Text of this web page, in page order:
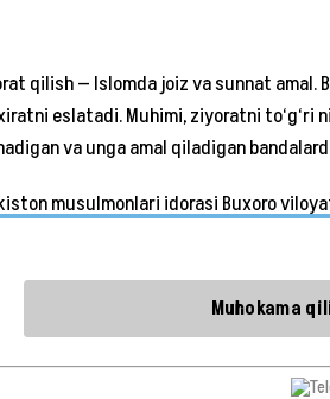
qilish — Islomda joiz va sunnat amal.
eslatadi. Muhimi, ziyoratni to‘g‘ri
va unga amal qiladigan
musulmonlari idorasi Buxoro
Muhokama